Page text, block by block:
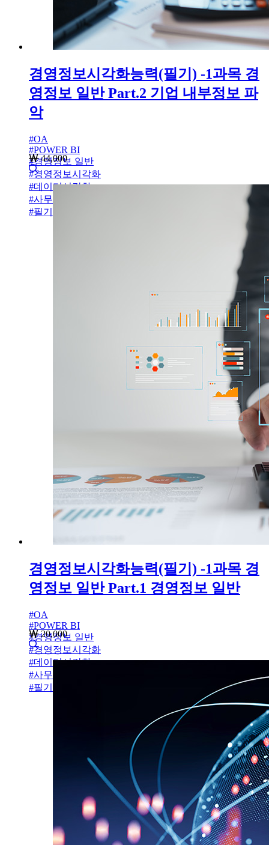
경영정보시각화능력(필기) -1과목 경
영정보 일반 Part.2 기업 내부정보 파
악
#OA
#POWER BI
#경영정보 일반
#경영정보시각화
#데이터시각화
#사무자동화
#필기
44,000
경영정보시각화능력(필기) -1과목 경
영정보 일반 Part.1 경영정보 일반
#OA
#POWER BI
#경영정보 일반
#경영정보시각화
#데이터시각화
#사무자동화
#필기
20,000